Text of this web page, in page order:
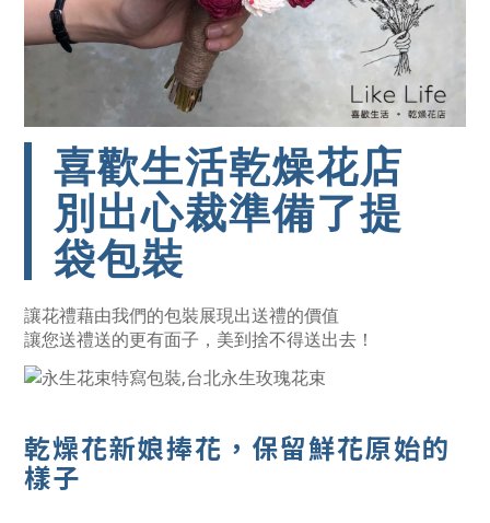
喜歡生活乾燥花店
別出心裁準備了提
袋包裝
讓花禮藉由我們的包裝展現出送禮的價值
讓您送禮送的更有面子，美到捨不得送出去！
乾燥花新娘捧花 ，保留鮮花原始的
樣子